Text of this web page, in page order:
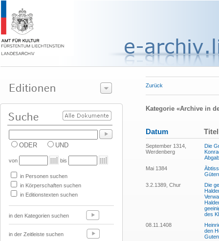
ODER UND
von bis
in Personen suchen
in Körperschaften suchen
in Editionstexten suchen
in den Kategorien suchen
in der Zeitleiste suchen
Zurück
Kategorie «Archive in
Datum Titel
September 1314,
Werdenberg
Die
Mai 1384
3.2.1389, Chur
Die
des
08.11.1408
den